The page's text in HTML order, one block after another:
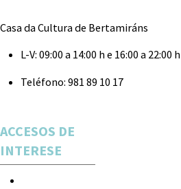
Casa da Cultura de Bertamiráns
L-V: 09:00 a 14:00 h e 16:00 a 22:00 h
Teléfono: 981 89 10 17
ACCESOS DE
INTERESE